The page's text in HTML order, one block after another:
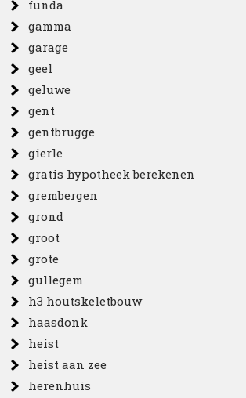
funda
gamma
garage
geel
geluwe
gent
gentbrugge
gierle
gratis hypotheek berekenen
grembergen
grond
groot
grote
gullegem
h3 houtskeletbouw
haasdonk
heist
heist aan zee
herenhuis